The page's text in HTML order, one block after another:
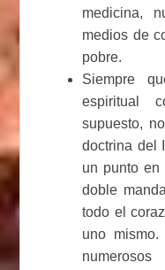
medicina,
medios de
pobre.
Siempre
espiritual
supuesto,
doctrina del
un punto en
doble
todo el
uno